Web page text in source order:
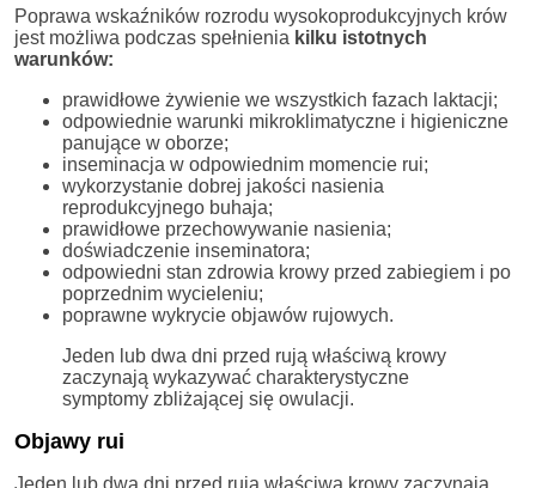
Poprawa wskaźników rozrodu wysokoprodukcyjnych krów
jest możliwa podczas spełnienia kilku istotnych
warunków:
prawidłowe żywienie we wszystkich fazach laktacji;
odpowiednie warunki mikroklimatyczne i higieniczne
panujące w oborze;
inseminacja w odpowiednim momencie rui;
wykorzystanie dobrej jakości nasienia
reprodukcyjnego buhaja;
prawidłowe przechowywanie nasienia;
doświadczenie inseminatora;
odpowiedni stan zdrowia krowy przed zabiegiem i po
poprzednim wycieleniu;
poprawne wykrycie objawów rujowych.
Jeden lub dwa dni przed rują właściwą krowy
zaczynają wykazywać charakterystyczne
symptomy zbliżającej się owulacji.
Objawy rui
Jeden lub dwa dni przed rują właściwą krowy zaczynają